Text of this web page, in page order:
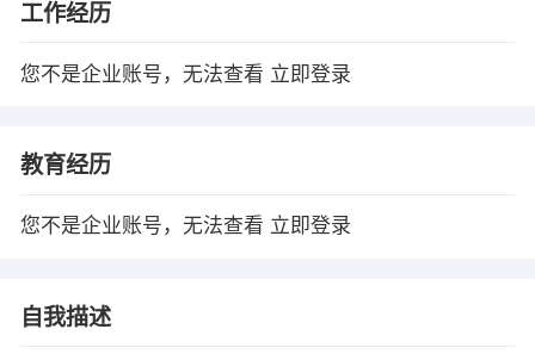
工作经历
您不是企业账号，无法查看 立即登录
教育经历
您不是企业账号，无法查看 立即登录
自我描述